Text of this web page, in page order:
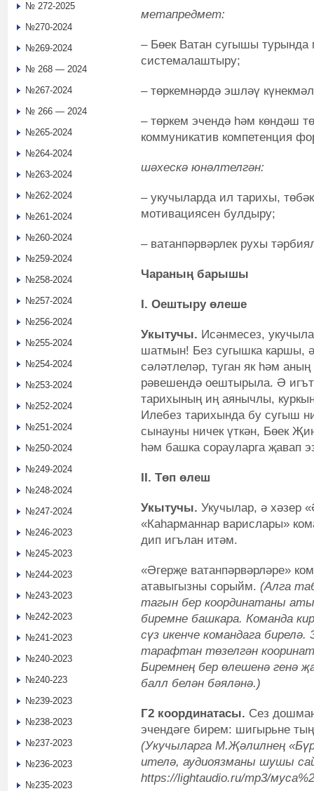
метапредмет:
– Бөек Ватан сугышы турында
системалаштыру;
– төркемнәрдә эшләү
– төркем эчендә һәм көндәш
коммуникатив компетенция
шәхескә юнәлтелгән:
– укучыларда ил тарихы,
мотивациясен булдыру;
– ватанпәрвәрлек рухы
Чараның барышы
I. Оештыру өлеше
Укытучы. Исәнмесез,
шатмын! Без сугышка каршы,
сәләтлеләр, туган як һәм
рәвешендә оештырыла. Ә
тарихының иң аянычлы,
Илебез тарихында бу сугыш
сынауны ничек үткән, Бөек
һәм башка сорауларга җавап
II. Төп өлеш
Укытучы. Укучылар, ә хәзер
«Каһарманнар варислары»
дип игълан итәм.
«Әгерҗе ватанпәрвәрләре»
атавыгызны сорыйм. (Алга
тагын бер координатаны
биремне башкара. Команда
сүз икенче командага
тарафтан төзелгән
Биремнең бер өлешенә генә
балл белән бәяләнә.)
Г2 координатасы. Сез
эчендәге бирем: шигырьне
(Укучыларга М.Җәлилнең
ителә, аудиоязманы шушы
https://lightaudio.ru/mp3/
№ 272-2025
№270-2024
№269-2024
№ 268 — 2024
№267-2024
№ 266 — 2024
№265-2024
№264-2024
№263-2024
№262-2024
№261-2024
№260-2024
№259-2024
№258-2024
№257-2024
№256-2024
№255-2024
№254-2024
№253-2024
№252-2024
№251-2024
№250-2024
№249-2024
№248-2024
№247-2024
№246-2023
№245-2023
№244-2023
№243-2023
№242-2023
№241-2023
№240-2023
№240-223
№239-2023
№238-2023
№237-2023
№236-2023
№235-2023